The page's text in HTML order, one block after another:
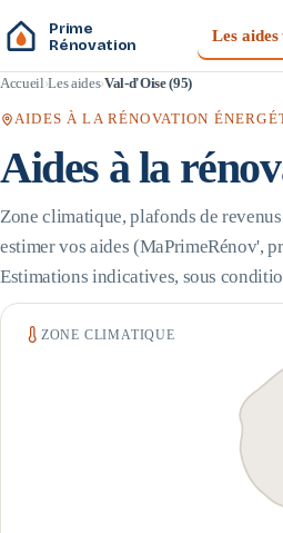
Prime
Rénovation
Les aides
Accueil Les aides Val-d'Oise (95)
AIDES À LA RÉNOVATION
Aides à la
Zone climatique, plafonds de
estimer vos aides (MaPrimeRénov',
Estimations indicatives, sous
ZONE CLIMATIQUE